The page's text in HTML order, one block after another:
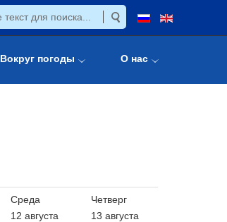
Вокруг погоды О нас
Среда
12 августа
Четверг
13 августа